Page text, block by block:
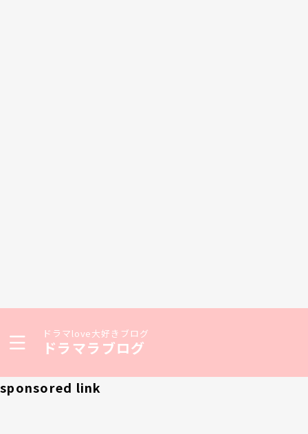
ドラマlove大好きブログ
ドラマラブログ
sponsored link